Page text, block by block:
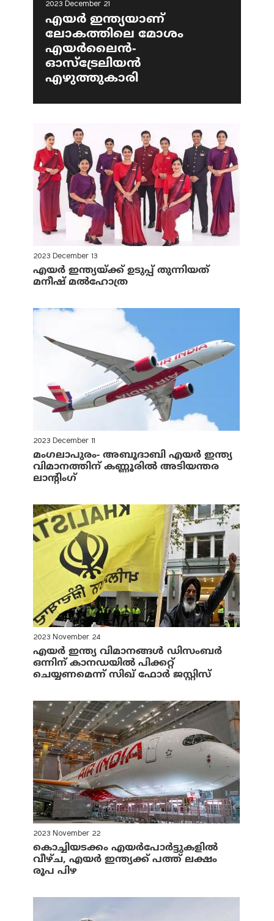
2023 December 21
എയർ ഇന്ത്യയാണ്
ലോകത്തിലെ മോശം
എയർലൈൻ-
ഓസ്‌ട്രേലിയൻ
എഴുത്തുകാരി
2023 December 13
എയര്‍ ഇന്ത്യയ്ക്ക് ഉടുപ്പ് തുന്നിയത്
മനീഷ് മല്‍ഹോത്ര
2023 December 11
മംഗലാപുരം- അബൂദാബി എയര്‍ ഇന്ത്യ
വിമാനത്തിന് കണ്ണൂരില്‍ അടിയന്തര
ലാന്റിംഗ്
2023 November 24
എയര്‍ ഇന്ത്യ വിമാനങ്ങള്‍ ഡിസംബര്‍
ഒന്നിന് കാനഡയില്‍ പിക്കറ്റ്
ചെയ്യണമെന്ന് സിഖ് ഫോര്‍ ജസ്റ്റിസ്
2023 November 22
കൊച്ചിയടക്കം എയര്‍പോര്‍ട്ടുകളില്‍
വീഴ്ച, എയര്‍ ഇന്ത്യക്ക് പത്ത് ലക്ഷം
രൂപ പിഴ